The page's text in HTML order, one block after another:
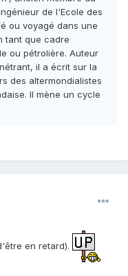
de l'Ecole des
ou voyagé dans une
tant que cadre
ou pétrolière. Auteur
il a écrit sur la
des altermondialistes
Il mène un cycle
en retard).